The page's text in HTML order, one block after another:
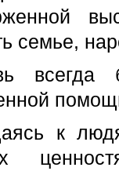
семье,
к